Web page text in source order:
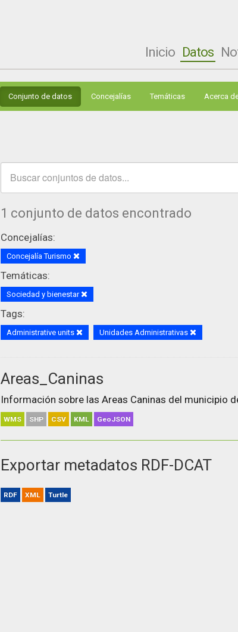
Inicio Datos
Conjunto de datos Concejalías Temáticas Acerca
1 conjunto de datos encontrado
Concejalías:
Concejalía Turismo
Temáticas:
Sociedad y bienestar
Tags:
Administrative units Unidades Administrativas
Areas_Caninas
Información sobre las Areas Caninas del municipio
WMS SHP CSV KML GeoJSON
Exportar metadatos RDF-DCAT
RDF XML Turtle